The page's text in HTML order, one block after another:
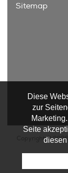
Sitemap
Copyright ©
Diese
zur
Seite